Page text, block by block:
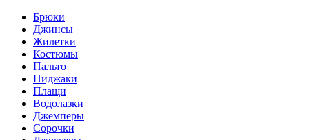
Брюки
Джинсы
Жилетки
Костюмы
Пальто
Пиджаки
Плащи
Водолазки
Джемперы
Сорочки